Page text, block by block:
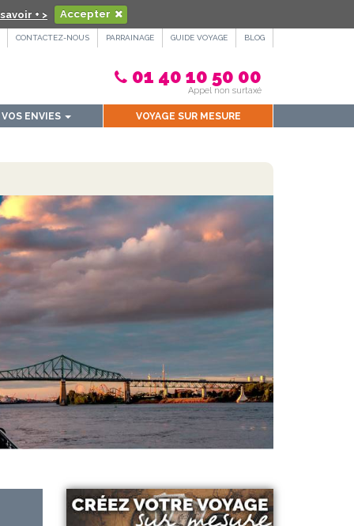
+ > Accepter
CONTACTEZ-NOUS PARRAINAGE GUIDE VOYAGE BLOG
01 40 10 50 00
Appel non surtaxé
VOS ENVIES VOYAGE SUR MESURE